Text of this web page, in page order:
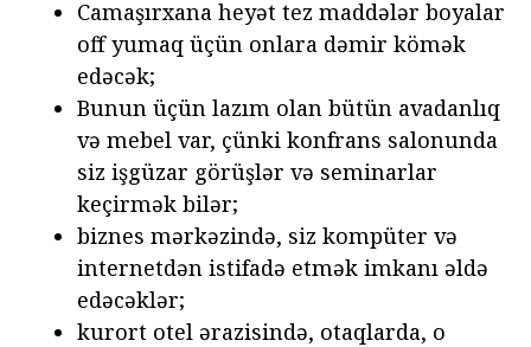
Camaşırxana heyət tez maddələr boyalar
off yumaq üçün onlara dəmir kömək
edəcək;
Bunun üçün lazım olan bütün avadanlıq
və mebel var, çünki konfrans salonunda
siz işgüzar görüşlər və seminarlar
keçirmək bilər;
biznes mərkəzində, siz kompüter və
internetdən istifadə etmək imkanı əldə
edəcəklər;
kurort otel ərazisində, otaqlarda, o